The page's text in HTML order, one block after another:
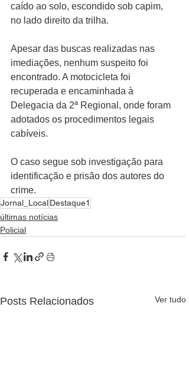
caído ao solo, escondido sob capim,
no lado direito da trilha.
Apesar das buscas realizadas nas
imediações, nenhum suspeito foi
encontrado. A motocicleta foi
recuperada e encaminhada à
Delegacia da 2ª Regional, onde foram
adotados os procedimentos legais
cabíveis.
O caso segue sob investigação para
identificação e prisão dos autores do
crime.
Jornal_LocalDestaque1
últimas notícias
Policial
Posts Relacionados Ver tudo